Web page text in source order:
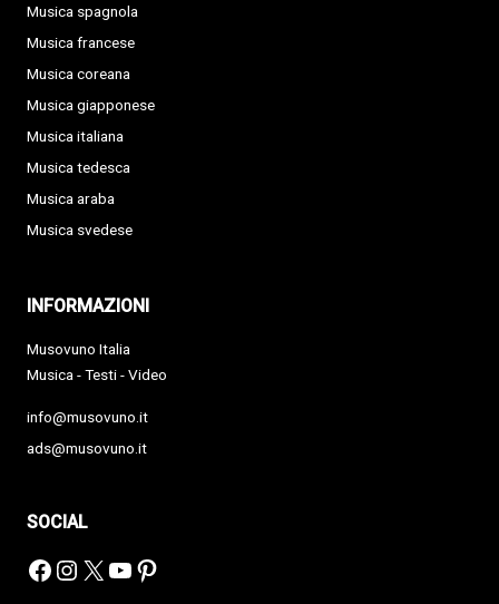
Musica spagnola
Musica francese
Musica coreana
Musica giapponese
Musica italiana
Musica tedesca
Musica araba
Musica svedese
INFORMAZIONI
Musovuno Italia
Musica - Testi - Video
info@musovuno.it
ads@musovuno.it
SOCIAL
Facebook
Instagram
X YouTube
Pinterest